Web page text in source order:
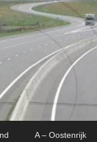
A – Oostenrijk